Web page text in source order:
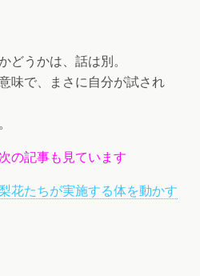
どうかは、話は別。
味で、まさに自分が試され
の記事も見ています
花たちが実施する体を動かす